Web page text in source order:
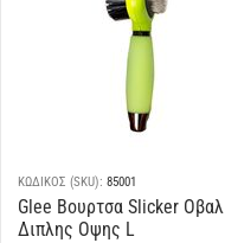
ΚΩΔΙΚΟΣ (SKU): 85001
Glee Βουρτσα Slicker Οβαλ
Διπλης Οψης L